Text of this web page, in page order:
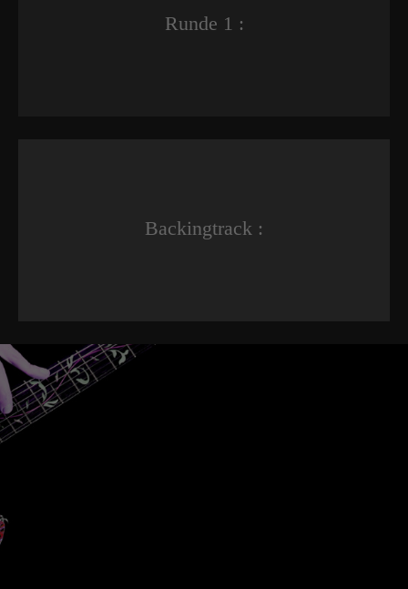
Runde 1 :
Backingtrack :